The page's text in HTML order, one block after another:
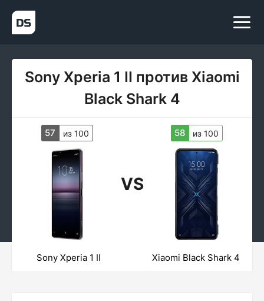
Sony Xperia 1 II против Xiaomi
Black Shark 4
57 из 100
VS
58 из 100
Sony Xperia 1 II Xiaomi Black Shark 4